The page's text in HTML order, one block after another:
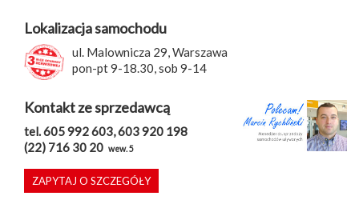
Lokalizacja samochodu
ul. Malownicza 29, Warszawa
pon-pt 9-18.30, sob 9-14
Kontakt ze sprzedawcą
tel. 605 992 603, 603 920 198
(22) 716 30 20 wew. 5
ZAPYTAJ O SZCZEGÓŁY